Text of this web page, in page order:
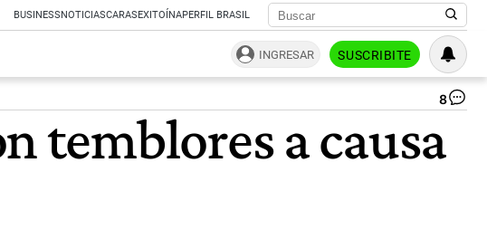
BUSINESSNOTICIASCARASEXITOÍNAPERFIL BRASIL
INGRESAR SUSCRIBITE
8
temblores a causa